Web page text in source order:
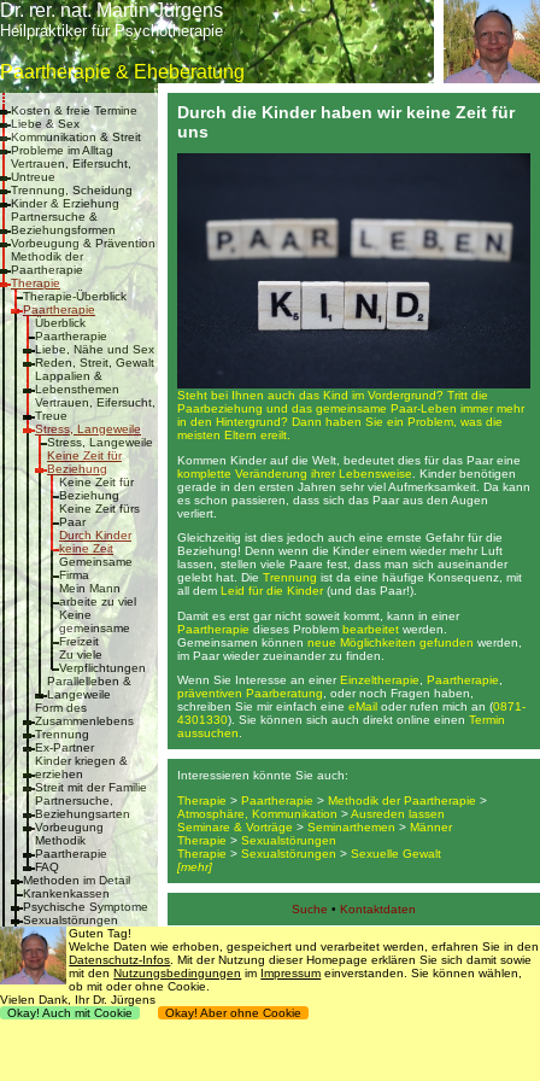
Dr. rer. nat. Martin Jürgens
Heilpraktiker für Psychotherapie
Paartherapie & Eheberatung
Kosten & freie Termine
Liebe & Sex
Kommunikation & Streit
Probleme im Alltag
Vertrauen, Eifersucht,
Untreue
Trennung, Scheidung
Kinder & Erziehung
Partnersuche &
Beziehungsformen
Vorbeugung & Prävention
Methodik der
Paartherapie
Therapie
Therapie-Überblick
Paartherapie
Überblick
Paartherapie
Liebe, Nähe und Sex
Reden, Streit, Gewalt
Lappalien &
Lebensthemen
Vertrauen, Eifersucht,
Treue
Stress, Langeweile
Stress, Langeweile
Keine Zeit für
Beziehung
Keine Zeit für
Beziehung
Keine Zeit fürs
Paar
Durch Kinder
keine Zeit
Gemeinsame
Firma
Mein Mann
arbeite zu viel
Keine
gemeinsame
Freizeit
Zu viele
Verpflichtungen
Parallelleben &
Langeweile
Form des
Zusammenlebens
Trennung
Ex-Partner
Kinder kriegen &
erziehen
Streit mit der Familie
Partnersuche,
Beziehungsarten
Vorbeugung
Methodik
Paartherapie
FAQ
Methoden im Detail
Krankenkassen
Psychische Symptome
Sexualstörungen
Körperliche Symptome
Kosten
Freie Termine
Vorbeugung
Krisenbewältigung
FAQ
Durch die Kinder haben wir keine Zeit für
uns
Steht bei Ihnen auch das Kind im Vordergrund? Tritt die
Paarbeziehung und das gemeinsame Paar-Leben immer mehr
in den Hintergrund? Dann haben Sie ein Problem, was die
meisten Eltern ereilt.
Kommen Kinder auf die Welt, bedeutet dies für das Paar eine
komplette Veränderung ihrer Lebensweise . Kinder benötigen
gerade in den ersten Jahren sehr viel Aufmerksamkeit. Da kann
es schon passieren, dass sich das Paar aus den Augen
verliert.
Gleichzeitig ist dies jedoch auch eine ernste Gefahr für die
Beziehung! Denn wenn die Kinder einem wieder mehr Luft
lassen, stellen viele Paare fest, dass man sich auseinander
gelebt hat. Die Trennung ist da eine häufige Konsequenz, mit
all dem Leid für die Kinder(und das Paar!).
Damit es erst gar nicht soweit kommt, kann in einer
Paartherapie dieses Problem bearbeitet werden.
Gemeinsamen können neue Möglichkeiten gefunden werden,
im Paar wieder zueinander zu finden.
Wenn Sie Interesse an einer Einzeltherapie, Paartherapie,
präventiven Paarberatung, oder noch Fragen haben,
schreiben Sie mir einfach eine eMail oder rufen mich an (0871-
4301330). Sie können sich auch direkt online einen Termin
aussuchen.
Interessieren könnte Sie auch:
Therapie > Paartherapie > Methodik der Paartherapie >
Atmosphäre, Kommunikation >Ausreden lassen
Seminare & Vorträge > Seminarthemen > Männer
Therapie > Sexualstörungen
Therapie > Sexualstörungen > Sexuelle Gewalt
[mehr]
Suche • Kontaktdaten
Datenschutz,Impressum & Nutzungsbedingungen
© 1998 - 2016
Guten Tag!
Welche Daten wie erhoben, gespeichert und verarbeitet werden, erfahren Sie in den
Datenschutz-Infos . Mit der Nutzung dieser Homepage erklären Sie sich damit sowie
mit denNutzungsbedingungen im Impressum einverstanden. Sie können wählen,
ob mit oder ohne Cookie.
Vielen Dank, Ihr Dr. Jürgens
Okay! Auch mit Cookie
Okay! Aber ohne Cookie